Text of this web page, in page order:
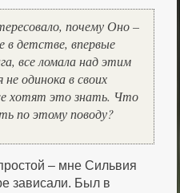
почему Оно –
в детстве, впервые
все ломала над этим
одинока в своих
хотят это знать. Что
по этому поводу?
простой – мне Сильвия
зависали. Был в